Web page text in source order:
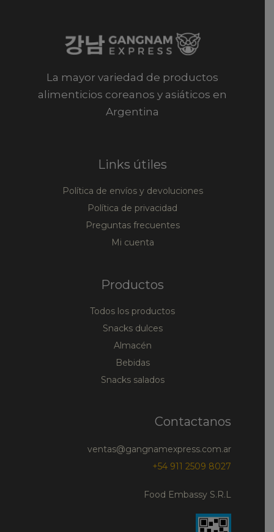
La mayor variedad de productos
alimenticios coreanos y asiáticos en
Argentina
Links útiles
Política de envíos y devoluciones
Política de privacidad
Preguntas frecuentes
Mi cuenta
Productos
Todos los productos
Snacks dulces
Almacén
Bebidas
Snacks salados
Contactanos
ventas@gangnamexpress.com.ar
+54 911 2509 8027
Food Embassy S.R.L